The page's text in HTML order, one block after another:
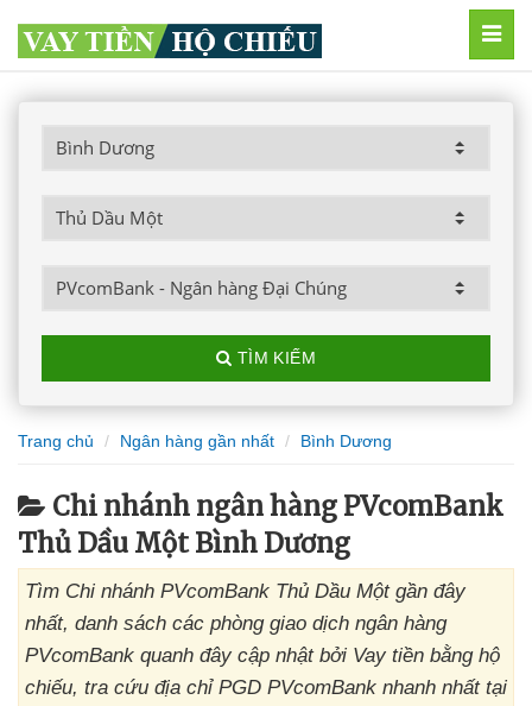
TÌM KIẾM
Trang chủ Ngân hàng gần nhất Bình Dương
Chi nhánh ngân hàng PVcomBank
Thủ Dầu Một Bình Dương
Tìm Chi nhánh PVcomBank Thủ Dầu Một gần đây
nhất, danh sách các phòng giao dịch ngân hàng
PVcomBank quanh đây cập nhật bởi Vay tiền bằng hộ
chiếu, tra cứu địa chỉ PGD PVcomBank nhanh nhất tại